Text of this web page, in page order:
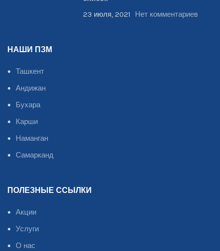
23 июля, 2021 Нет комментариев
НАШИ ПЗМ
Ташкент
Андижан
Бухара
Карши
Наманган
Самарканд
ПОЛЕЗНЫЕ ССЫЛКИ
Акции
Услуги
О нас